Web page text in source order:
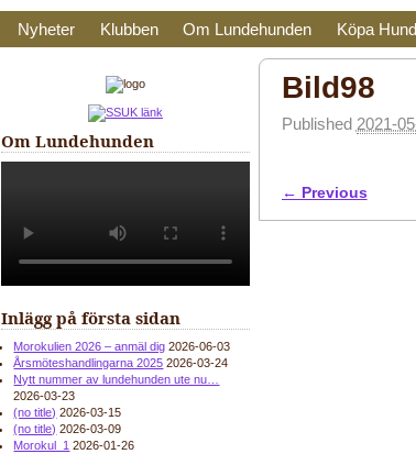
Nyheter Klubben Om Lundehunden Köpa Hund
Bild98
Published 2021-
Image
← Previous
Om Lundehunden
Inlägg på första sidan
Morokulien 2026 – anmäl dig 2026-06-03
Årsmöteshandlingarna 2025 2026-03-24
Nytt nummer av lundehunden ute nu…
2026-03-23
(no title) 2026-03-15
(no title) 2026-03-09
Morokul_1 2026-01-26